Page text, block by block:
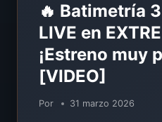
🔥 Batimetría
LIVE en
¡Estreno muy
[VIDEO]
Por 31 marzo 2026